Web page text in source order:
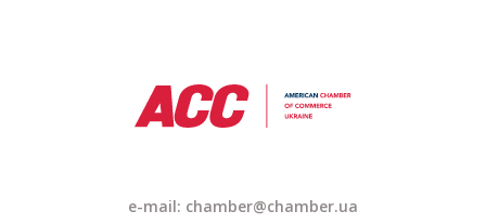
e-mail: chamber@chamber.ua